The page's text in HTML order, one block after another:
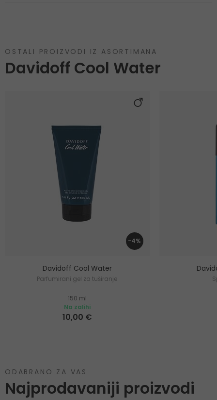
OSTALI PROIZVODI IZ ASORTIMANA
Davidoff Cool Water
-4%
Davidoff Cool Water
Parfumirani gel za tuširanje
150 ml
Na zalihi
10,00 €
ODABRANO ZA VAS
Najprodavaniji proizvodi